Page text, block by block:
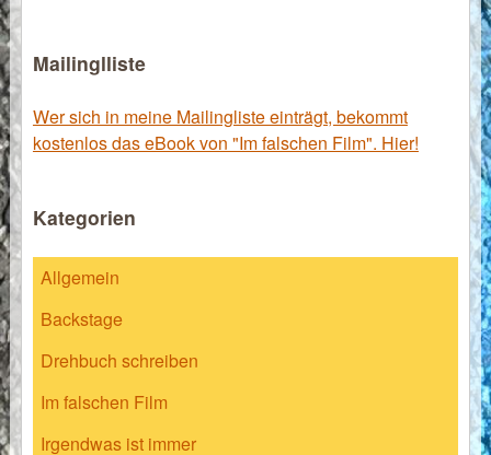
Mailinglliste
Wer sich in meine Mailingliste einträgt, bekommt
kostenlos das eBook von "Im falschen Film". Hier!
Kategorien
Allgemein
Backstage
Drehbuch schreiben
Im falschen Film
Irgendwas ist immer